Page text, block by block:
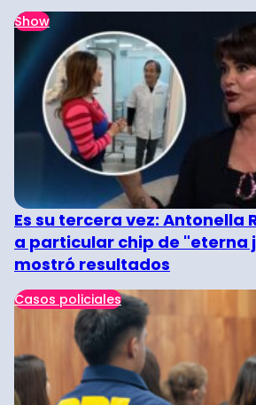
Show
Es su tercera vez: Antonella
a particular chip de "eterna
mostró resultados
Casos policiales